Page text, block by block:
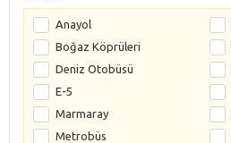
Anayol
Boğaz Köprüleri
Deniz Otobüsü
E-5
Marmaray
Metrobüs